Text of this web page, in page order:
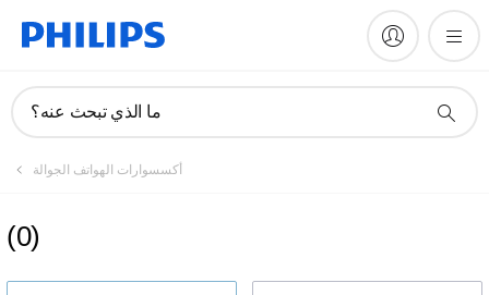
ما الذي تبحث عنه؟
أكسسوارات الهواتف الجوالة
(0)